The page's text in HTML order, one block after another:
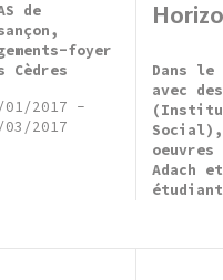
Dans
avec
Adach
de
foyer
Cèdres
01/2017 -
03/2017